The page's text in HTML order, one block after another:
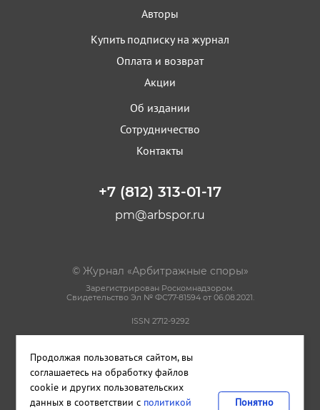
Авторы
Купить подписку на журнал
Оплата и возврат
Акции
Об издании
Сотрудничество
Контакты
+7 (812) 313-01-17
pm@arbspor.ru
© Журнал «Арбитражные споры»
Зарегистрирован Роскомнадзором.
Свидетельство Эл № ФС77-81594 от 06.08.2021.
ISSN 2712-9292
Пользовательское соглашение
Правила использования материалов сайта
Продолжая пользоваться сайтом, вы
соглашаетесь на обработку файлов
cookie и других пользовательских
данных в соответствии с политикой Понятно